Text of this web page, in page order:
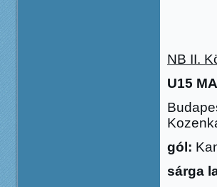
NB II.
U15
gól:
sárga